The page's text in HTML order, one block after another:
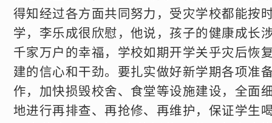
得知经过各方面共同努力，受灾学校都能按
学，李乐成很欣慰，他说，孩子的健康成长
千家万户的幸福，学校如期开学关乎灾后恢
建的信心和干劲。要扎实做好新学期各项准
作，加快损毁校舍、食堂等设施建设，全面
地进行再排查、再抢修、再维护，保证学生